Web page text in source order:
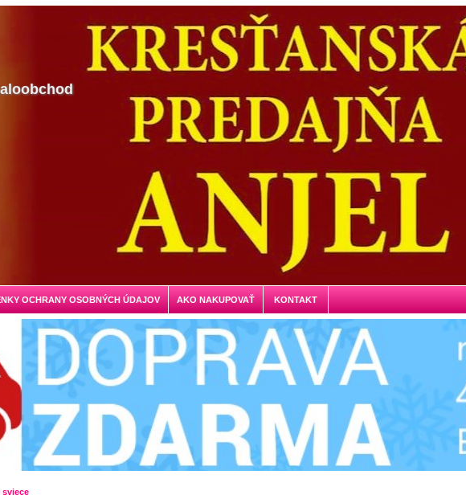
OCHRANY OSOBNÝCH ÚDAJOV AKO NAKUPOVAŤ KONTAKT
sviece